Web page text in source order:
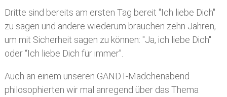
Dritte sind bereits am ersten Tag bereit "Ich liebe Dich"
zu sagen und andere wiederum brauchen zehn Jahren,
um mit Sicherheit sagen zu können: "Ja, ich liebe Dich"
oder “Ich liebe Dich für immer”.
Auch an einem unseren GANDT-Mädchenabend
philosophierten wir mal anregend über das Thema